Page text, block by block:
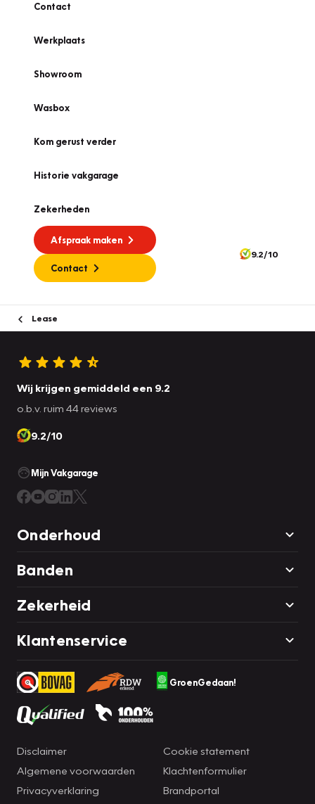
Contact
Werkplaats
Showroom
Wasbox
Kom gerust verder
Historie vakgarage
Zekerheden
Afspraak maken
Contact
9.2/10
Lease
Wij krijgen gemiddeld een 9.2
o.b.v. ruim 44 reviews
9.2/10
Mijn Vakgarage
Onderhoud
Banden
Zekerheid
Klantenservice
GroenGedaan!
Disclaimer
Algemene voorwaarden
Privacyverklaring
Cookie statement
Klachtenformulier
Brandportal